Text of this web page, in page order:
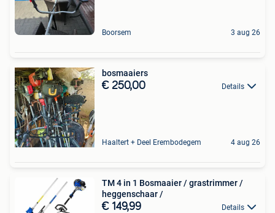
Boorsem 3 aug 26
bosmaaiers
€ 250,00 Details
Haaltert + Deel Erembodegem 4 aug 26
TM 4 in 1 Bosmaaier / grastrimmer /
heggenschaar /
€ 149,99 Details